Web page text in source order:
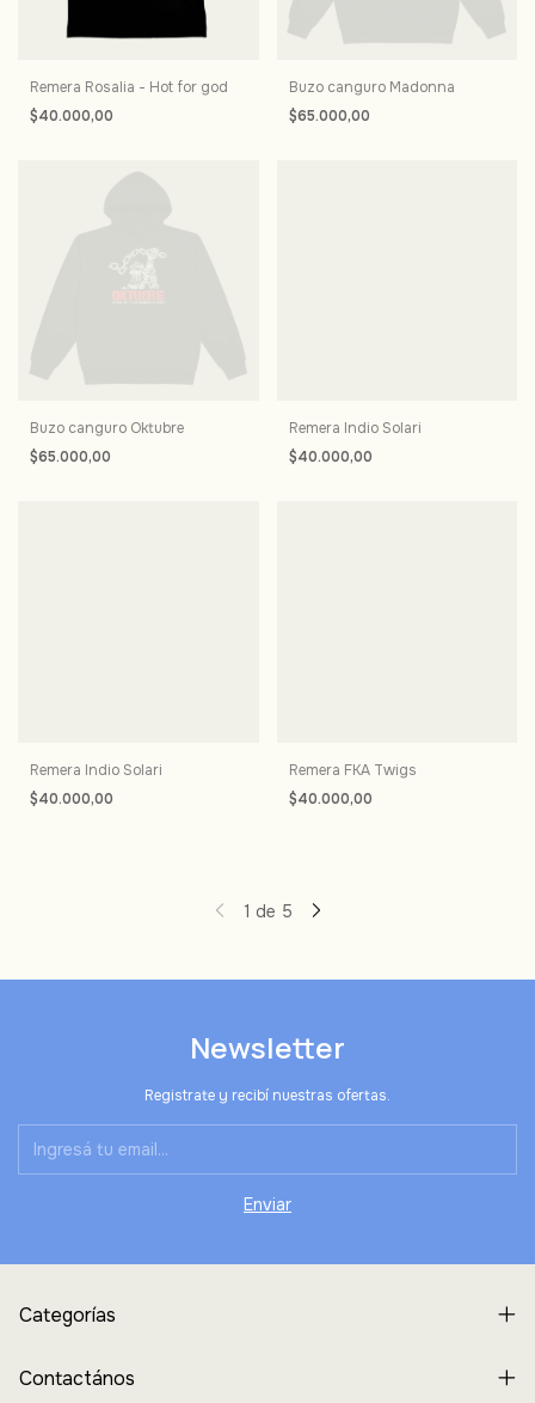
Remera Rosalia - Hot for god
$40.000,00
Buzo canguro Madonna
$65.000,00
Buzo canguro Oktubre
$65.000,00
Remera Indio Solari
$40.000,00
Remera Indio Solari
$40.000,00
Remera FKA Twigs
$40.000,00
1 de 5
Newsletter
Registrate y recibí nuestras ofertas.
Categorías
Contactános